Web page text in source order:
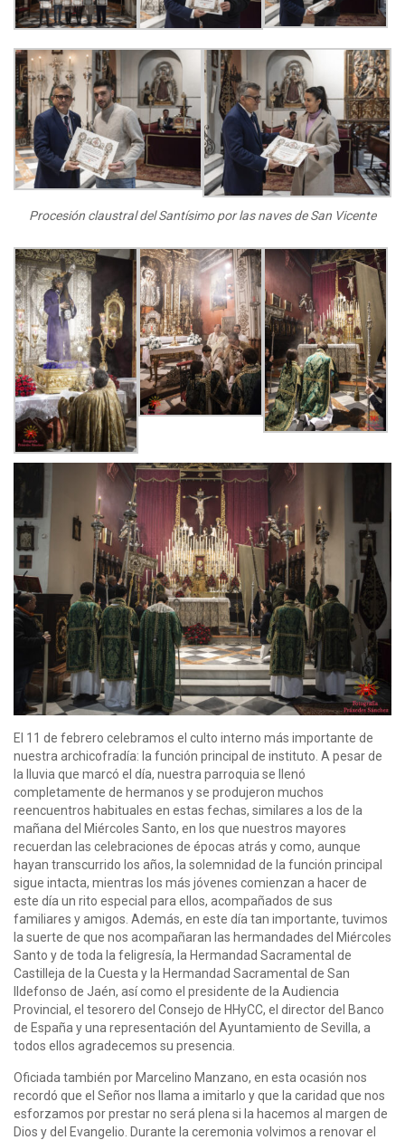
Procesión claustral del Santísimo por las naves de San Vicente
El 11 de febrero celebramos el culto interno más importante de
nuestra archicofradía: la función principal de instituto. A pesar de
la lluvia que marcó el día, nuestra parroquia se llenó
completamente de hermanos y se produjeron muchos
reencuentros habituales en estas fechas, similares a los de la
mañana del Miércoles Santo, en los que nuestros mayores
recuerdan las celebraciones de épocas atrás y como, aunque
hayan transcurrido los años, la solemnidad de la función principal
sigue intacta, mientras los más jóvenes comienzan a hacer de
este día un rito especial para ellos, acompañados de sus
familiares y amigos. Además, en este día tan importante, tuvimos
la suerte de que nos acompañaran las hermandades del Miércoles
Santo y de toda la feligresía, la Hermandad Sacramental de
Castilleja de la Cuesta y la Hermandad Sacramental de San
Ildefonso de Jaén, así como el presidente de la Audiencia
Provincial, el tesorero del Consejo de HHyCC, el director del Banco
de España y una representación del Ayuntamiento de Sevilla, a
todos ellos agradecemos su presencia.
Oficiada también por Marcelino Manzano, en esta ocasión nos
recordó que el Señor nos llama a imitarlo y que la caridad que nos
esforzamos por prestar no será plena si la hacemos al margen de
Dios y del Evangelio. Durante la ceremonia volvimos a renovar el